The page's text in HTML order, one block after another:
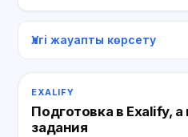
Үлгі жауапты көрсету
EXALIFY
Подготовка в Exalify,
задания